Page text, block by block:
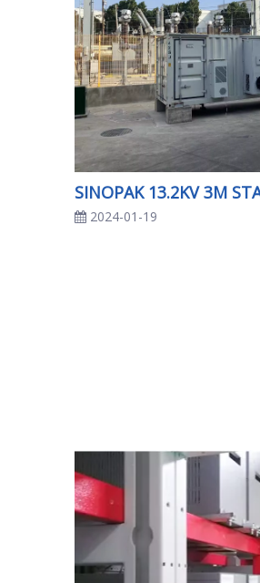
2024-01-19